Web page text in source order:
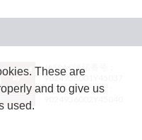
JASRAC許諾番号：
9024936001Y45037
JASRAC許諾番号：
These are
and to give us
used.